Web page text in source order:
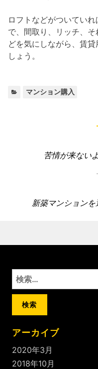
ロフトなどがついてい
で、間取り、リッチ、
どを気にしながら、賃
しょう。
マンション購入
ョ
前
:
苦情が来ない
次
新築マンション
検
索
アーカイブ
2020年3月
2018年10月